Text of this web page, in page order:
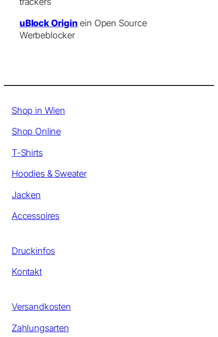
uBlock Origin ein Open Source
Werbeblocker
Shop in Wien
Shop Online
T-Shirts
Hoodies & Sweater
Jacken
Accessoires
Druckinfos
Kontakt
Versandkosten
Zahlungsarten